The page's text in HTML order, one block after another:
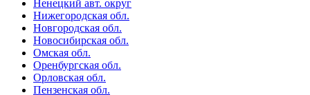
Ненецкий авт. округ
Нижегородская обл.
Новгородская обл.
Новосибирская обл.
Омская обл.
Оренбургская обл.
Орловская обл.
Пензенская обл.